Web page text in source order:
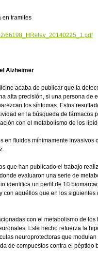
en tramites
66198_HRelev_20140225_1.pdf
Alzheimer
acaba de publicar que la
alta precisión, si una persona de
los síntomas. Estos
en la búsqueda de fármacos
con el metabolismo de los
en fluidos mínimamente invasivos
que han publicado el trabajo
evaluaron una serie de
identifica un perfil de 10
aquéllos que en los siguientes
con el metabolismo de los
Este hecho refuerza la
neuroprotectoras que modulan
de compuestos contra el péptido